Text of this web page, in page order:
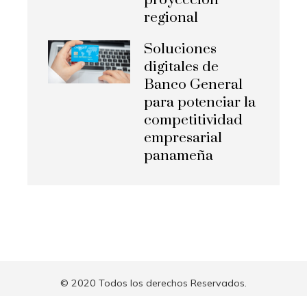
regional
Soluciones
digitales de
Banco General
para potenciar la
competitividad
empresarial
panameña
© 2020 Todos los derechos Reservados.